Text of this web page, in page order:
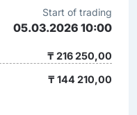
Start of trading
05.03.2026 10:00
₸ 216 250,00
₸ 144 210,00